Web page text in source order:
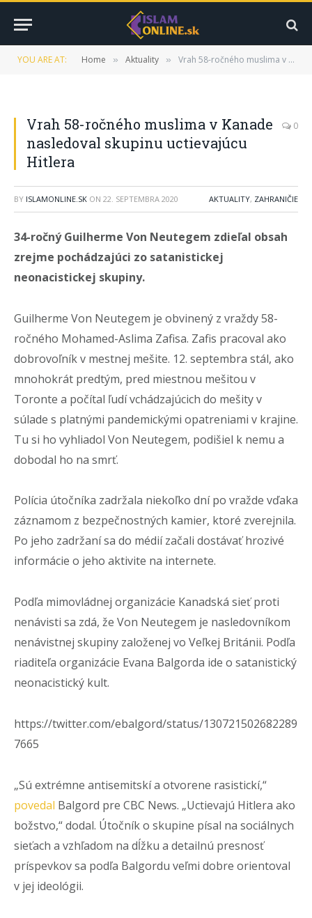
YOU ARE AT: Home » Aktuality » Vrah 58-ročného muslima v Kanade nasledoval skupinu uctievajúcu Hitlera
Vrah 58-ročného muslima v Kanade
nasledoval skupinu uctievajúcu
Hitlera
0
BY ISLAMONLINE.SK ON 22. SEPTEMBRA 2020 AKTUALITY, ZAHRANIČIE
34-ročný Guilherme Von Neutegem zdieľal obsah
zrejme pochádzajúci zo satanistickej
neonacistickej skupiny.
Guilherme Von Neutegem je obvinený z vraždy 58-
ročného Mohamed-Aslima Zafisa. Zafis pracoval ako
dobrovoľník v mestnej mešite. 12. septembra stál, ako
mnohokrát predtým, pred miestnou mešitou v
Toronte a počítal ľudí vchádzajúcich do mešity v
súlade s platnými pandemickými opatreniami v krajine.
Tu si ho vyhliadol Von Neutegem, podišiel k nemu a
dobodal ho na smrť.
Polícia útočníka zadržala niekoľko dní po vražde vďaka
záznamom z bezpečnostných kamier, ktoré zverejnila.
Po jeho zadržaní sa do médií začali dostávať hrozivé
informácie o jeho aktivite na internete.
Podľa mimovládnej organizácie Kanadská sieť proti
nenávisti sa zdá, že Von Neutegem je nasledovníkom
nenávistnej skupiny založenej vo Veľkej Británii. Podľa
riaditeľa organizácie Evana Balgorda ide o satanistický
neonacistický kult.
https://twitter.com/ebalgord/status/130721502682289
7665
„Sú extrémne antisemitskí a otvorene rasistickí,“
povedal Balgord pre CBC News. „Uctievajú Hitlera ako
božstvo,“ dodal. Útočník o skupine písal na sociálnych
sieťach a vzhľadom na dĺžku a detailnú presnosť
príspevkov sa podľa Balgordu veľmi dobre orientoval
v jej ideológii.